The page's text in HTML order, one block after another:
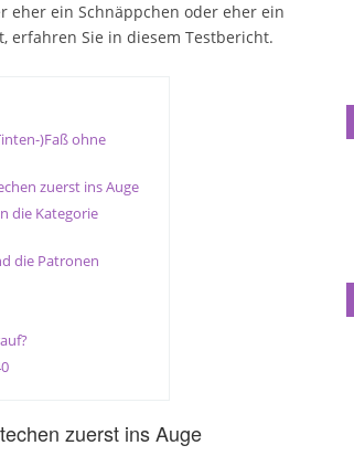
eher ein Schnäppchen oder eher ein
erfahren Sie in diesem Testbericht.
)Faß ohne
zuerst ins Auge
die Kategorie
die Patronen
zuerst ins Auge